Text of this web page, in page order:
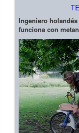
Ingeniero
funciona con